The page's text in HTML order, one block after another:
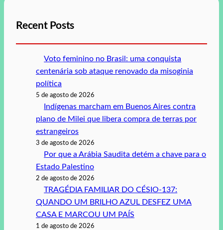
Recent Posts
Voto feminino no Brasil: uma conquista
centenária sob ataque renovado da misoginia
política
5 de agosto de 2026
Indígenas marcham em Buenos Aires contra
plano de Milei que libera compra de terras por
estrangeiros
3 de agosto de 2026
Por que a Arábia Saudita detém a chave para o
Estado Palestino
2 de agosto de 2026
TRAGÉDIA FAMILIAR DO CÉSIO-137:
QUANDO UM BRILHO AZUL DESFEZ UMA
CASA E MARCOU UM PAÍS
1 de agosto de 2026